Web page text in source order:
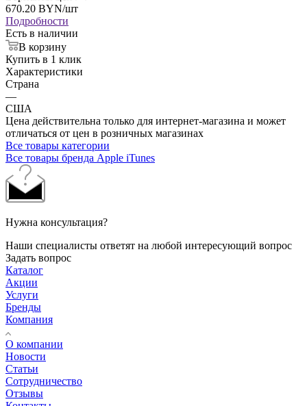
670.20 BYN/шт
Подробности
Есть в наличии
В корзину
Купить в 1 клик
Характеристики
Страна
—
США
Цена действительна только для интернет-магазина и может
отличаться от цен в розничных магазинах
Все товары категории
Все товары бренда Apple iTunes
Нужна консультация?
Наши специалисты ответят на любой интересующий вопрос
Задать вопрос
Каталог
Акции
Услуги
Бренды
Компания
О компании
Новости
Статьи
Сотрудничество
Отзывы